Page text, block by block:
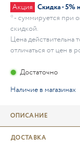
Акция Скидка - 5%
* - суммируется при
скидкой.
Цена действительна
отличаться от цен в
Достаточно
Наличие в магазинах
ОПИСАНИЕ
ДОСТАВКА